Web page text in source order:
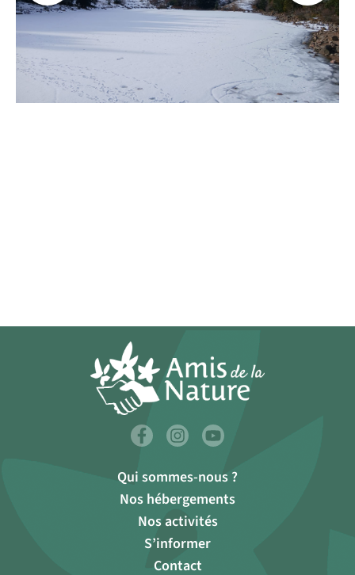
Qui sommes-nous ?
Nos hébergements
Nos activités
S’informer
Contact